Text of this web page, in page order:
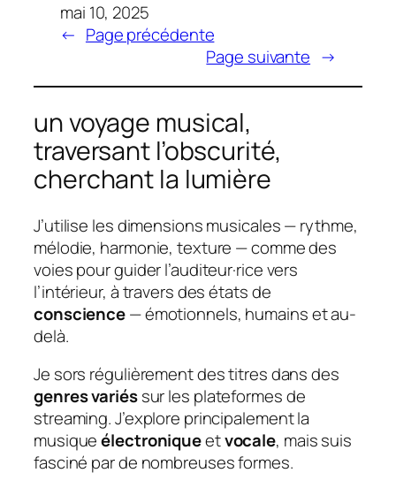
mai 10, 2025
← Page précédente
Page suivante →
un voyage musical,
traversant l’obscurité,
cherchant la lumière
J’utilise les dimensions musicales — rythme,
mélodie, harmonie, texture — comme des
voies pour guider l’auditeur·rice vers
l’intérieur, à travers des états de
conscience— émotionnels, humains et au-
delà.
Je sors régulièrement des titres dans des
genres variéssur les plateformes de
streaming. J’explore principalement la
musiqueélectroniqueetvocale, mais suis
fasciné par de nombreuses formes.